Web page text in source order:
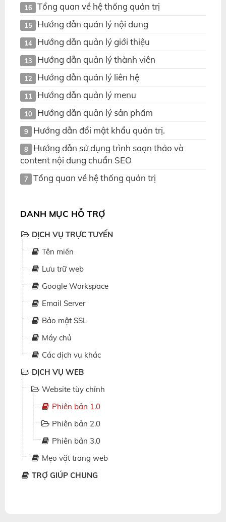
16 Tổng quan về hệ thống quản trị
15 Hướng dẫn quản lý nội dung
14 Hướng dẫn quản lý giới thiệu
13 Hướng dẫn quản lý thành viên
12 Hướng dẫn quản lý liên hệ
11 Hướng dẫn quản lý menu
10 Hướng dẫn quản lý sản phẩm
9 Hướng dẫn đổi mật khẩu quản trị.
8
Hướng dẫn sử dụng trình soạn thảo và
content nội dung chuẩn SEO
7 Tổng quan về hệ thống quản trị
DANH MỤC HỖ TRỢ
DỊCH VỤ TRỰC TUYẾN
Tên miền
Lưu trữ web
Google Workspace
Email Server
Bảo mật SSL
Máy chủ
Các dịch vụ khác
DỊCH VỤ WEB
Website tùy chỉnh
Phiên bản 1.0
Phiên bản 2.0
Phiên bản 3.0
Mẹo vặt trang web
TRỢ GIÚP CHUNG